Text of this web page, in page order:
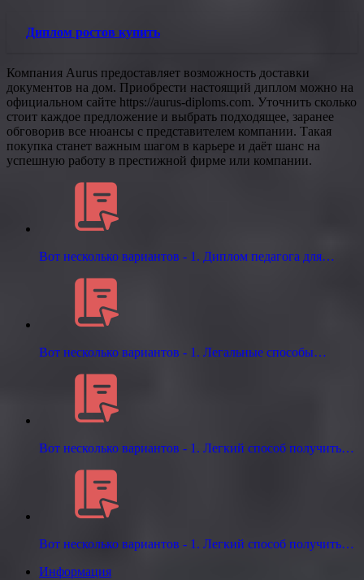
Диплом ростов купить
Компания Aurus предоставляет возможность доставки
документов на дом. Приобрести настоящий диплом можно на
официальном сайте https://aurus-diploms.com. Уточнить сколько
стоит каждое предложение и выбрать подходящее, заранее
обговорив все нюансы с представителем компании. Такая
покупка станет важным шагом в карьере и даёт шанс на
успешную работу в престижной фирме или компании.
Вот несколько вариантов - 1. Диплом педагога для…
Вот несколько вариантов - 1. Легальные способы…
Вот несколько вариантов - 1. Легкий способ получить…
Вот несколько вариантов - 1. Легкий способ получить…
Информация